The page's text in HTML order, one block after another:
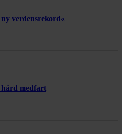
ny verdensrekord«
hård medfart